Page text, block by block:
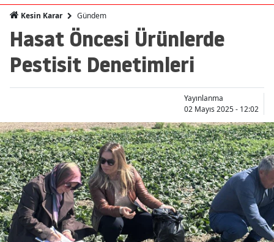
Ağrı
Amasya
Ankara
Artvin
Aydın
Balıkesir
Bilecik
Bingöl
Bitlis
Kesin Karar Gündem
Hasat Öncesi Ürünlerde
Pestisit Denetimleri
Yayınlanma
02 Mayıs 2025 - 12:02